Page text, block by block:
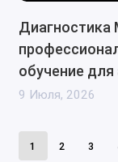
Диагностика
обучение для
9 Июля, 2026
1 2 3